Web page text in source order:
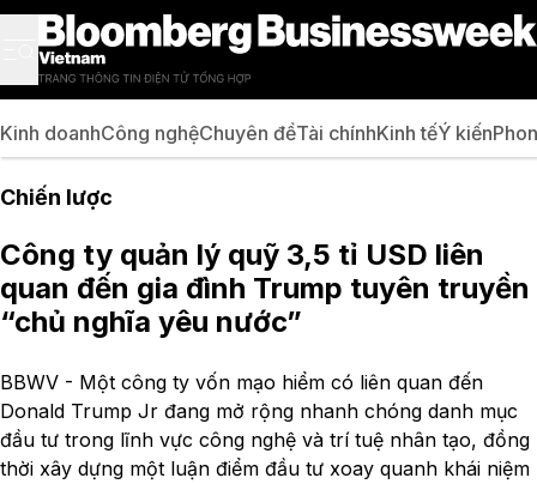
Kinh doanhCông nghệChuyên đềTài chínhKinh tếÝ kiến
Chiến lược
Công ty quản lý quỹ 3,5 tỉ USD liên
quan đến gia đình Trump tuyên truyền
“chủ nghĩa yêu nước”
BBWV - Một công ty vốn mạo hiểm có liên quan đến
Donald Trump Jr đang mở rộng nhanh chóng danh mục
đầu tư trong lĩnh vực công nghệ và trí tuệ nhân tạo, đồng
thời xây dựng một luận điểm đầu tư xoay quanh khái niệm